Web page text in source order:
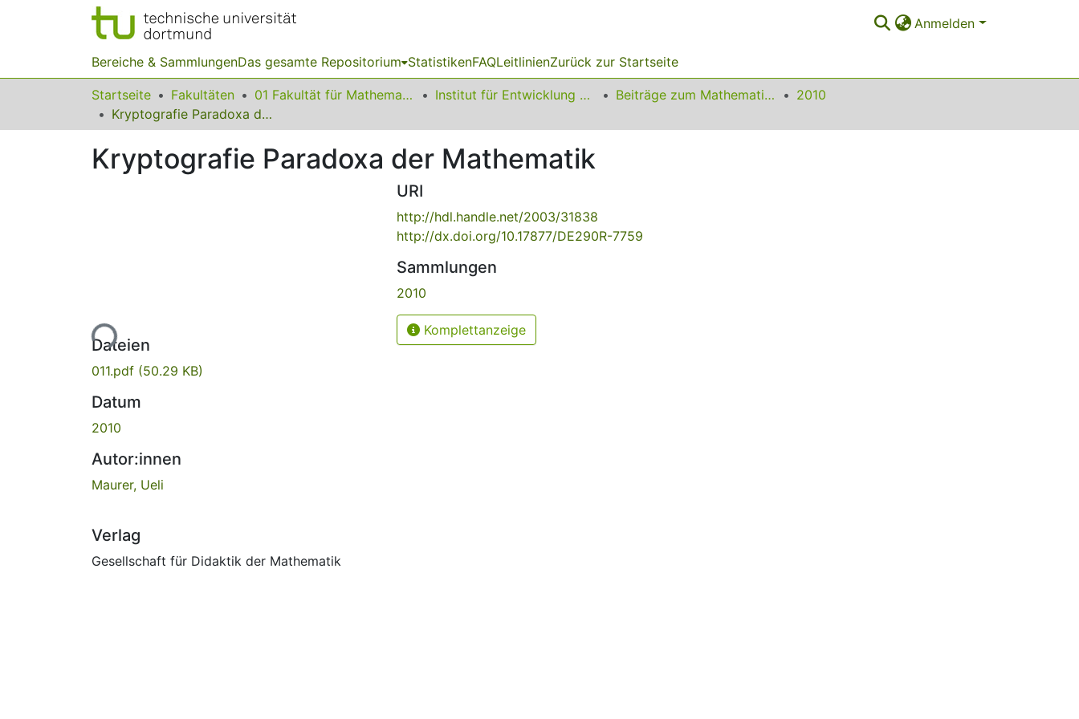
Anmelden
Bereiche & SammlungenDas gesamte Repositorium StatistikenFAQLeitlinienZurück zur Startseite
Startseite Fakultäten 01 Fakultät für Mathematik Institut für Entwicklung und Erforschung des Mathematikunterrichts Beiträge zum Mathematikunterricht
2010
Kryptografie Paradoxa der Mathematik
Kryptografie Paradoxa der Mathematik
Lade...
Dateien
011.pdf (50.29 KB)
Datum
2010
Autor:innen
Maurer, Ueli
Verlag
Gesellschaft für Didaktik der Mathematik
URI
http://hdl.handle.net/2003/31838
http://dx.doi.org/10.17877/DE290R-7759
Sammlungen
2010
Komplettanzeige